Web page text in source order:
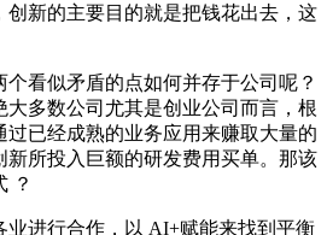
创新的主要目的就是把钱花出去，这
看似矛盾的点如何并存于公司呢？
多数公司尤其是创业公司而言，根
已经成熟的业务应用来赚取大量的
新所投入巨额的研发费用买单。那该
？
进行合作，以 AI+赋能来找到平衡